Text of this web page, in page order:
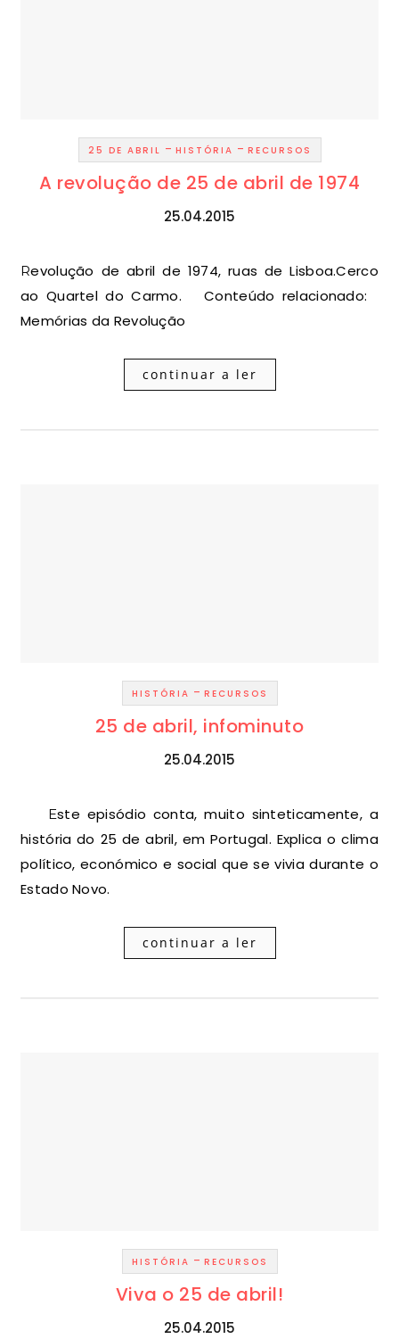
25 DE ABRIL - HISTÓRIA - RECURSOS
A revolução de 25 de abril de 1974
25.04.2015
Revolução de abril de 1974, ruas de Lisboa.Cerco
ao Quartel do Carmo. Conteúdo relacionado:
Memórias da Revolução
continuar a ler
HISTÓRIA - RECURSOS
25 de abril, infominuto
25.04.2015
Este episódio conta, muito sinteticamente, a
história do 25 de abril, em Portugal. Explica o clima
político, económico e social que se vivia durante o
Estado Novo.
continuar a ler
HISTÓRIA - RECURSOS
Viva o 25 de abril!
25.04.2015